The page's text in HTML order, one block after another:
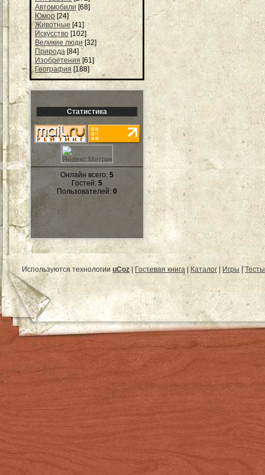
Автомобили [68]
Юмор [24]
Животные [41]
Искусство [102]
Великие люди [32]
Природа [84]
Изобретения [61]
География [188]
Статистика
Онлайн всего: 5
Гостей: 5
Пользователей: 0
Используются технологии uCoz Гостевая книга| Каталог Игры |Тесты